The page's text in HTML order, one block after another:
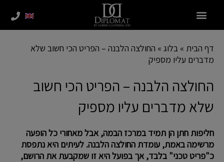
לתוכן
דף הבית » בלוג » החולצה הלבנה – הפריט הכי חשוב שלא
מדברים עליו מספיק
החולצה הלבנה – הפריט הכי חשוב
שלא מדברים עליו מספיק
חליפות חתן הן תמיד במרכז הבמה, אבל מאחורי כל הופעה
מרשימה באמת, עומדת החולצה הלבנה. לעיתים היא נתפסת
כ"פריט טכני" בלבד, אך בפועל היא זו שמקבעת את הרושם,